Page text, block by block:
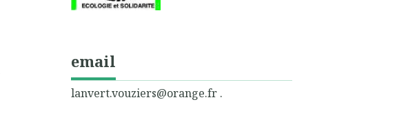
email
lanvert.vouziers@orange.fr .